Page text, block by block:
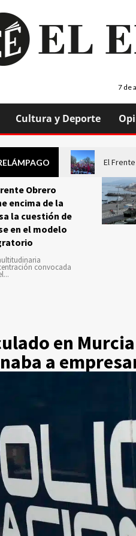
7 de
Cultura y Deporte
El
Obrero
encima de la
la cuestión de
en el modelo
convocada
en
a